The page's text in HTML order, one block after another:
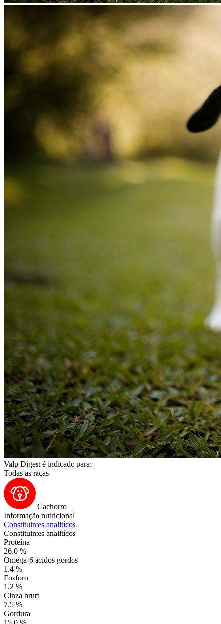
Valp Digest é indicado para:
Todas as raças
Cachorro
Informação nutricional
Constituintes analitícos
Constituintes analitícos
Proteína
26.0 %
Omega-6 ácidos gordos
1.4 %
Fosforo
1.2 %
Cinza bruta
7.5 %
Gordura
15.0 %